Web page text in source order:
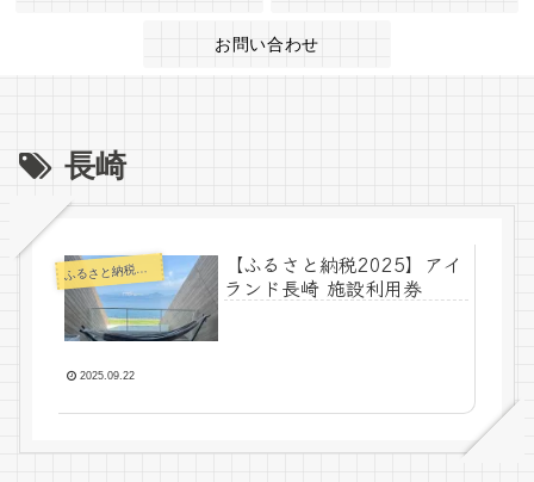
お問い合わせ
長崎
ふるさと納税ー食べ物以外
【ふるさと納税2025】アイ
ランド長崎 施設利用券
2025.09.22